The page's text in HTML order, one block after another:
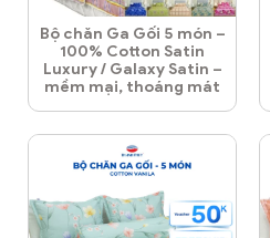
Bộ chăn Ga Gối 5 món –
100% Cotton Satin
Luxury / Galaxy Satin –
mềm mại, thoáng mát